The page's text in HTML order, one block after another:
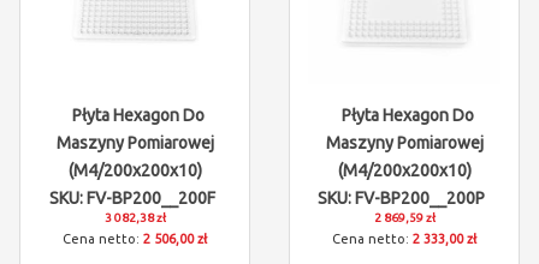
Płyta Hexagon Do
Maszyny Pomiarowej
(M4/200x200x10)
SKU: FV-BP200__200F
3 082,38 zł
2 506,00 zł
Płyta Hexagon Do
Maszyny Pomiarowej
(M4/200x200x10)
SKU: FV-BP200__200P
2 869,59 zł
2 333,00 zł